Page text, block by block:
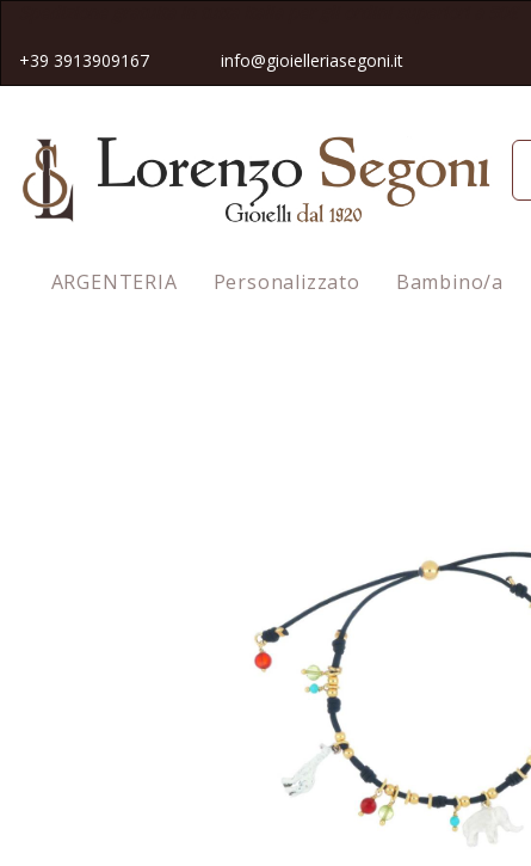
+39 3913909167 info@gioielleriasegoni.it
ARGENTERIA Personalizzato Bambino/a